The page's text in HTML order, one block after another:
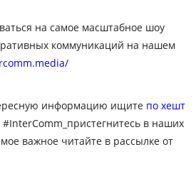
на самое масштабное шоу
коммуникаций на нашем
информацию ищите по хешт
в наших
важное читайте в рассылке от